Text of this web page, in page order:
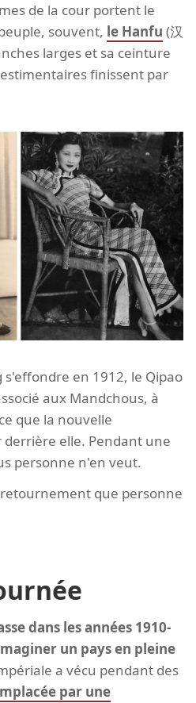
de la cour portent le
souvent, le Hanfu (汉
larges et sa ceinture
finissent par
en 1912, le Qipao
aux Mandchous, à
que la nouvelle
derrière elle. Pendant une
personne n'en veut.
que personne
dans les années 1910-
un pays en pleine
a vécu pendant des
par une